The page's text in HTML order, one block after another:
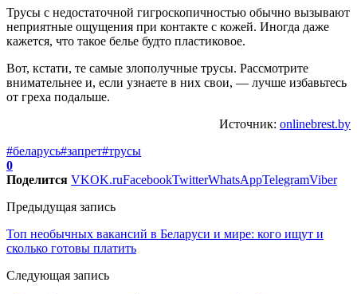
Трусы с недостаточной гигроскопичностью обычно вызывают
неприятные ощущения при контакте с кожей. Иногда даже
кажется, что такое белье будто пластиковое.
Вот, кстати, те самые злополучные трусы. Рассмотрите
внимательнее и, если узнаете в них свои, — лучше избавьтесь
от греха подальше.
Источник: onlinebrest.by
#беларусь#запрет#трусы
0
Поделится VKOK.ruFacebookTwitterWhatsAppTelegramViber
Предыдущая запись
Топ необычных вакансий в Беларуси и мире: кого ищут и
сколько готовы платить
Следующая запись